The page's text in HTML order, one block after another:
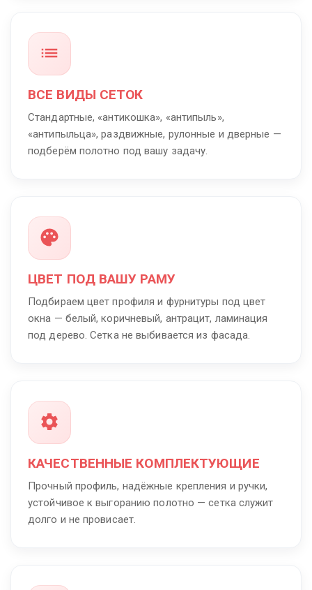
ВСЕ ВИДЫ СЕТОК
Стандартные, «антикошка», «антипыль»,
«антипыльца», раздвижные, рулонные и дверные —
подберём полотно под вашу задачу.
ЦВЕТ ПОД ВАШУ РАМУ
Подбираем цвет профиля и фурнитуры под цвет
окна — белый, коричневый, антрацит, ламинация
под дерево. Сетка не выбивается из фасада.
КАЧЕСТВЕННЫЕ КОМПЛЕКТУЮЩИЕ
Прочный профиль, надёжные крепления и ручки,
устойчивое к выгоранию полотно — сетка служит
долго и не провисает.